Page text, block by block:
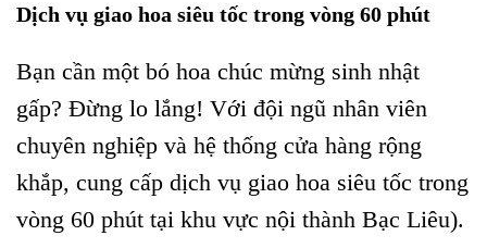
Dịch vụ giao hoa siêu tốc trong vòng 60 phút
Bạn cần một bó hoa chúc mừng sinh nhật
gấp? Đừng lo lắng! Với đội ngũ nhân viên
chuyên nghiệp và hệ thống cửa hàng rộng
khắp, cung cấp dịch vụ giao hoa siêu tốc trong
vòng 60 phút tại khu vực nội thành Bạc Liêu).